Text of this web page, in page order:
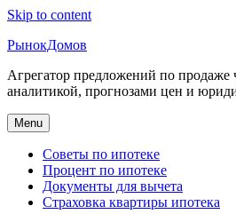
Skip to content
РынокДомов
Агрегатор предложений по продаже
аналитикой, прогнозами цен и
Menu
Советы по ипотеке
Процент по ипотеке
Документы для вычета
Страховка квартиры ипотека